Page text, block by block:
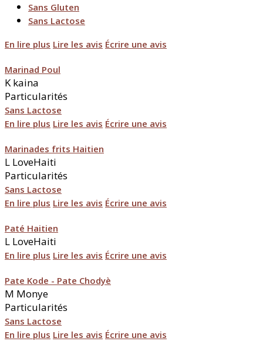
Sans Gluten
Sans Lactose
En lire plus Lire les avis Écrire une avis
Marinad Poul
K kaina
Particularités
Sans Lactose
En lire plus Lire les avis Écrire une avis
Marinades frits Haitien
L LoveHaiti
Particularités
Sans Lactose
En lire plus Lire les avis Écrire une avis
Paté Haitien
L LoveHaiti
En lire plus Lire les avis Écrire une avis
Pate Kode - Pate Chodyè
M Monye
Particularités
Sans Lactose
En lire plus Lire les avis Écrire une avis